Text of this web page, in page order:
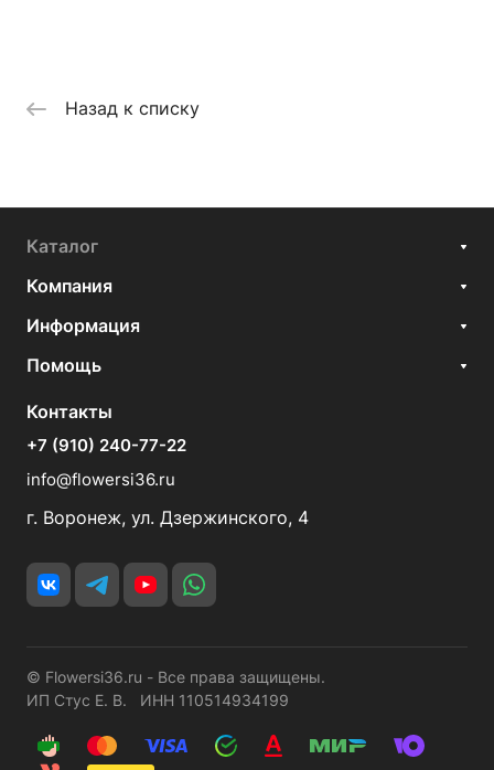
Назад к списку
Каталог
Компания
Информация
Помощь
Контакты
+7 (910) 240-77-22
info@flowersi36.ru
г. Воронеж, ул. Дзержинского, 4
© Flowersi36.ru - Все права защищены.
ИП Стус Е. В. ИНН 110514934199